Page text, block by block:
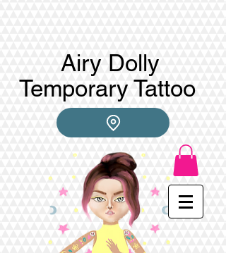
Airy Dolly
Temporary Tattoo